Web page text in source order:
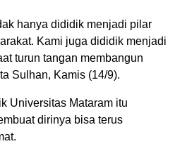
hanya dididik menjadi pilar
Kami juga dididik menjadi
turun tangan membangun
Sulhan, Kamis (14/9).
Universitas Mataram itu
dirinya bisa terus